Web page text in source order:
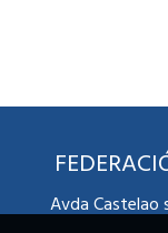
Avda Castelao